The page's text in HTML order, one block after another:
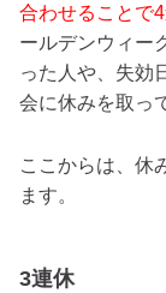
合わせることで
ールデンウィー
った人や、失効
会に休みを取っ
ここからは、休
ます。
3連休